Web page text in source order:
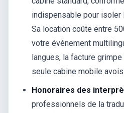
indispensable pour
Sa location coûte entre
votre événement
langues, la facture
seule cabine mobile
Honoraires des
professionnels de la